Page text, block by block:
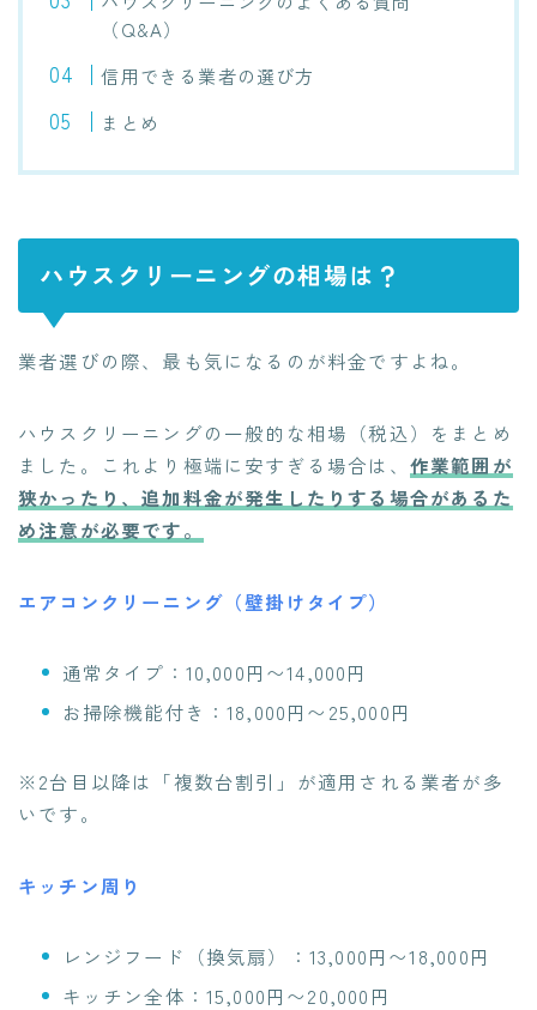
（Q&A）
信用できる業者の選び方
まとめ
ハウスクリーニングの相場は？
業者選びの際、最も気になるのが料金ですよね。
ハウスクリーニングの一般的な相場（税込）をまとめ
ました。これより極端に安すぎる場合は、 作業範囲が
狭かったり、追加料金が発生したりする場合があるた
め注意が必要です。
エアコンクリーニング（壁掛けタイプ）
通常タイプ：10,000円〜14,000円
お掃除機能付き：18,000円〜25,000円
※2台目以降は「複数台割引」が適用される業者が多
いです。
キッチン周り
レンジフード（換気扇）：13,000円〜18,000円
キッチン全体：15,000円〜20,000円